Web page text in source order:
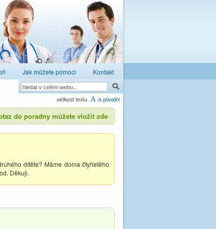
Jak můžete pomoci Kontakt
velikost textu A A původní
do poradny můžete vložit zde
dítěte? Máme doma čtyřletého
Děkuji.